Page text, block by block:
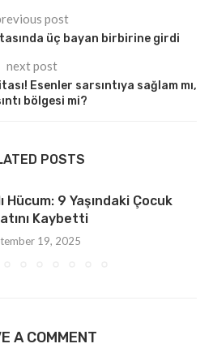
post
üç bayan birbirine girdi
next post
Esenler sarsıntıya sağlam mı,
bölgesi mi?
POSTS
Hücum: 9 Yaşındaki Çocuk
Kaybetti
19, 2025
A COMMENT